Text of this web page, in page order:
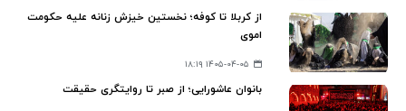
از کربلا تا کوفه؛ نخستین خیزش زنانه علیه حکومت
اموی
۱۴۰۵-۰۴-۰۵ ۱۸:۱۹
بانوان عاشورایی؛ از صبر تا روایتگری حقیقت